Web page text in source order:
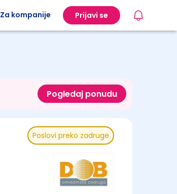
Za kompanije Prijavi se
Pogledaj ponudu
Poslovi preko zadruge